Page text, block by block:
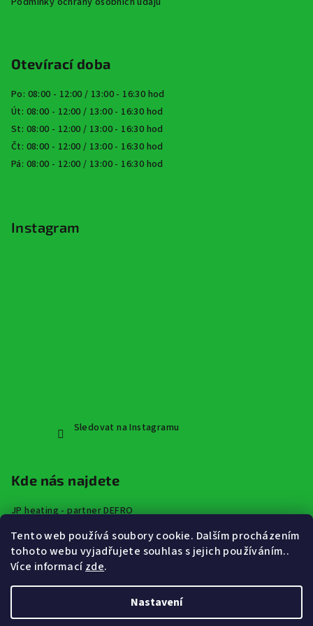
Tento web používá soubory cookie. Dalším procházením
tohoto webu vyjadřujete souhlas s jejich používáním..
Více informacízde.
Nastavení
Otevírací doba
Po: 08:00 - 12:00 / 13:00 - 16:30 hod
Út: 08:00 - 12:00 / 13:00 - 16:30 hod
St: 08:00 - 12:00 / 13:00 - 16:30 hod
Čt: 08:00 - 12:00 / 13:00 - 16:30 hod
Pá: 08:00 - 12:00 / 13:00 - 16:30 hod
Instagram
Sledovat na Instagramu
Kde nás najdete
JP heating - partner DEFRO
Špindlerova třída 672,
413 01 Roudnice nad Labem